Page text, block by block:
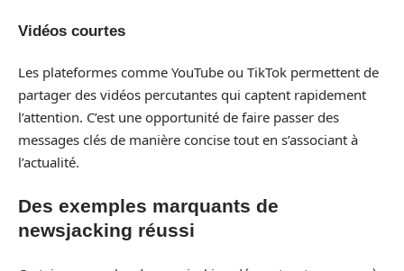
Vidéos courtes
Les plateformes comme YouTube ou TikTok permettent de
partager des vidéos percutantes qui captent rapidement
l’attention. C’est une opportunité de faire passer des
messages clés de manière concise tout en s’associant à
l’actualité.
Des exemples marquants de
newsjacking réussi